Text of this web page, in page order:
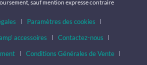
sauf mention expresse contraire
Paramètres des cookies
accessoires
Contactez-nous
Conditions Générales de Vente